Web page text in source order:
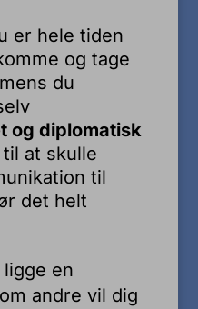
er hele tiden
og tage
du
og diplomatisk
at skulle
til
det helt
en
andre vil dig